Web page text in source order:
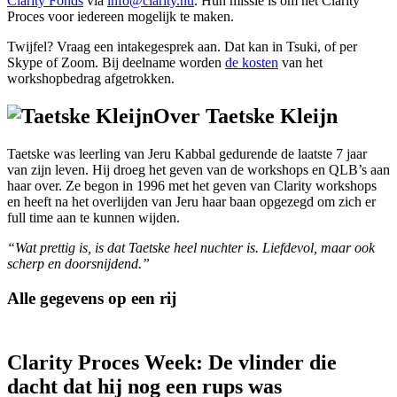
Proces voor iedereen mogelijk te maken.
Twijfel? Vraag een intakegesprek aan. Dat kan in Tsuki, of per
Skype of Zoom. Bij deelname worden de kosten van het
workshopbedrag afgetrokken.
Over Taetske Kleijn
Taetske was leerling van Jeru Kabbal gedurende de laatste 7 jaar
van zijn leven. Hij droeg het geven van de workshops en QLB’s aan
haar over. Ze begon in 1996 met het geven van Clarity workshops
en heeft na het overlijden van Jeru haar baan opgezegd om zich er
full time aan te kunnen wijden.
“Wat prettig is, is dat Taetske heel nuchter is. Liefdevol, maar ook
scherp en doorsnijdend.”
Alle gegevens op een rij
Clarity Proces Week: De vlinder die
dacht dat hij nog een rups was